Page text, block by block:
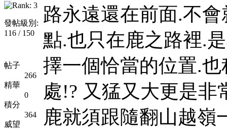
發帖級別:
116 / 150
帖子
266
精華
0
積分
364
威望
路永遠還在前面.不
點.也只在鹿之路裡.
擇一個恰當的位置.
處!? 又猛又大更是非
鹿就須跟隨翻山越嶺